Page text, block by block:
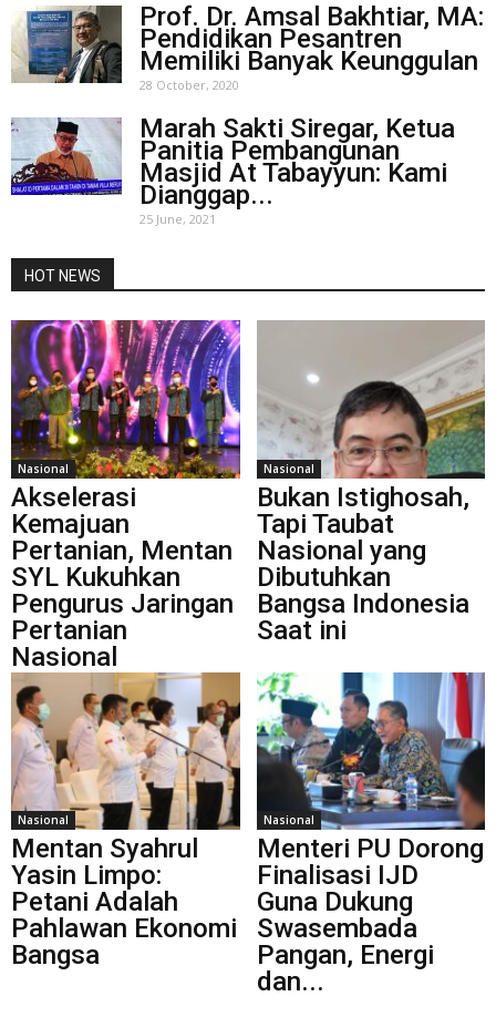
Prof. Dr. Amsal Bakhtiar, MA:
Pendidikan Pesantren
Memiliki Banyak Keunggulan
28 October, 2020
Marah Sakti Siregar, Ketua
Panitia Pembangunan
Masjid At Tabayyun: Kami
Dianggap...
25 June, 2021
HOT NEWS
Nasional
Akselerasi
Kemajuan
Pertanian, Mentan
SYL Kukuhkan
Pengurus Jaringan
Pertanian
Nasional
Nasional
Bukan Istighosah,
Tapi Taubat
Nasional yang
Dibutuhkan
Bangsa Indonesia
Saat ini
Nasional
Mentan Syahrul
Yasin Limpo:
Petani Adalah
Pahlawan Ekonomi
Bangsa
Nasional
Menteri PU Dorong
Finalisasi IJD
Guna Dukung
Swasembada
Pangan, Energi
dan...